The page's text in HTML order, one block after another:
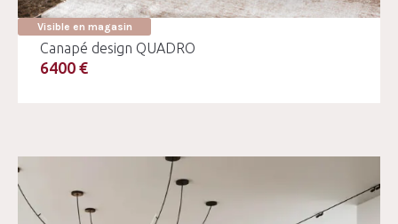
Visible en magasin
Canapé design QUADRO
6400 €